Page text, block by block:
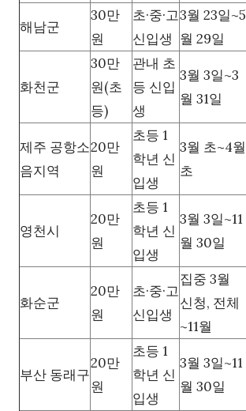
해남군
30만
원
초·중·고
신입생
3월 23일~5
월 29일
화천군
30만
원(초
등)
관내 초
등 신입
생
3월 3일~3
월 31일
제주 공항소
음지역
20만
원
초등 1
학년 신
입생
3월 초~4월
초
영천시
20만
원
초등 1
학년 신
입생
3월 3일~11
월 30일
화순군
20만
원
초·중·고
신입생
집중 3월
신청, 전체
~11월
부산 동래구
20만
원
초등 1
학년 신
입생
3월 3일~11
월 30일